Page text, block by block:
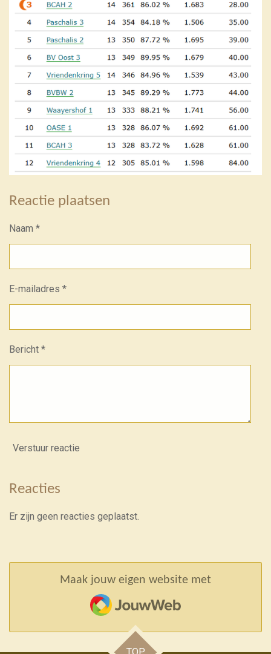
Reactie plaatsen
Naam *
E-mailadres *
Bericht *
Verstuur reactie
Reacties
Er zijn geen reacties geplaatst.
Maak jouw eigen website met
JouwWeb
TOP